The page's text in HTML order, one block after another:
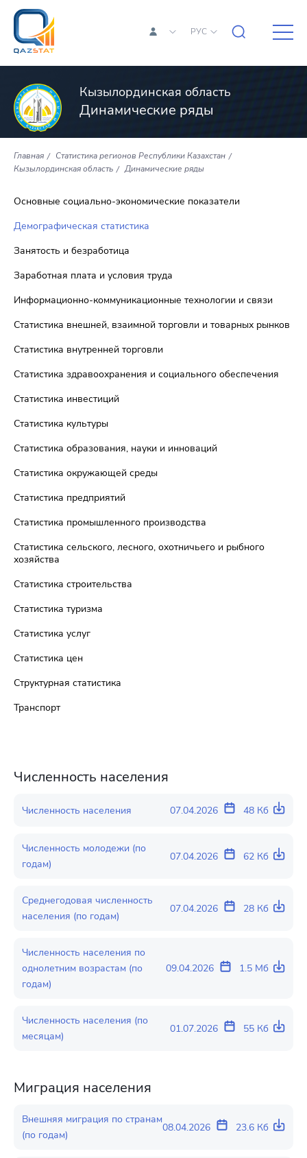
РУС
Кызылординская область
Динамические ряды
Главная
Статистика регионов Республики Казахстан
Кызылординская область
Динамические ряды
Основные социально-экономические показатели
Демографическая статистика
Занятость и безработица
Заработная плата и условия труда
Информационно-коммуникационные технологии и связи
Статистика внешней, взаимной торговли и товарных рынков
Статистика внутренней торговли
Статистика здравоохранения и социального обеспечения
Статистика инвестиций
Статистика культуры
Статистика образования, науки и инноваций
Статистика окружающей среды
Статистика предприятий
Статистика промышленного производства
Статистика сельского, лесного, охотничьего и рыбного
хозяйства
Статистика строительства
Статистика туризма
Статистика услуг
Статистика цен
Структурная статистика
Транспорт
Численность населения
Численность населения 07.04.2026 48 Кб
Численность молодежи (по
годам)
07.04.2026 62 Кб
Среднегодовая численность
населения (по годам)
07.04.2026 28 Кб
Численность населения по
однолетним возрастам (по
годам)
09.04.2026 1.5 Мб
Численность населения (по
месяцам)
01.07.2026 55 Кб
Миграция населения
Внешняя миграция по странам
(по годам)
08.04.2026 23.6 Кб